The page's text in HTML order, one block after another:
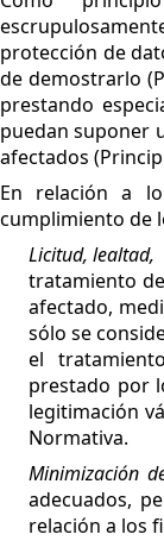
protección de
de demostrarlo
prestando
puedan suponer
afectados
En relación a
cumplimiento de
Licitud,
tratamiento
afectado,
sólo se
el
prestado por
legitimación
Normativa.
Minimización
adecuados,
relación a los